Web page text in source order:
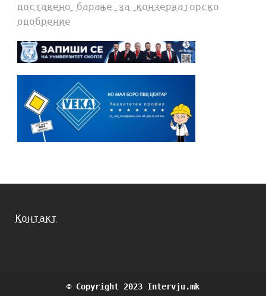
доставено барање за конзерваторско
одобрение
Контакт
© Copyright 2023 Intervju.mk